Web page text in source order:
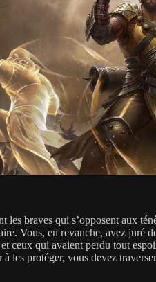
les braves qui s’opposent aux
Vous, en revanche, avez juré
ceux qui avaient perdu tout
à les protéger, vous devez